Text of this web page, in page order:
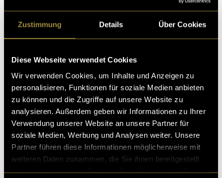
Zustimmung Details Über Cookies
Diese Webseite verwendet Cookies
Wir verwenden Cookies, um Inhalte und Anzeigen zu
personalisieren, Funktionen für soziale Medien anbieten
zu können und die Zugriffe auf unsere Website zu
analysieren. Außerdem geben wir Informationen zu Ihrer
Verwendung unserer Website an unsere Partner für
soziale Medien, Werbung und Analysen weiter. Unsere
Partner führen diese Informationen möglicherweise mit
weiteren Daten zusammen, die Sie ihnen bereitgestellt
gemacht, die Gewalt gegen Frauen ermöglichen und
was jede:r Einzelne tun kann, wenn man Gewalt an
Im Podcast spreche ich mit Expert:innen aus der
behandle Fragen wie, warum werden Warnzeichen
übersehen? Warum greift das System oft erst, wenn es
zu spät ist? Was müsste sich politisch, gesellschaftlich
oder strukturell ändern? Der Podcast Femizid – was
noch? ist eine Einladung, um hinzusehen, zu handeln
und zu kämpfen.
Hier der Linkzum Podcast.